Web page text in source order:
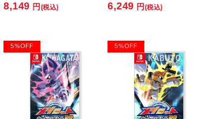
Park [Nintendo][Switch2]
8,149 円 (税込) 6,249 円 (税込)
5%OFF 5%OFF